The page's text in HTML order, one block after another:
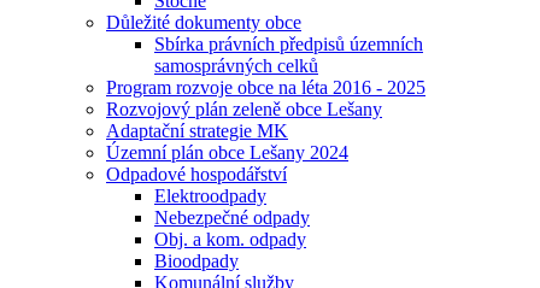
Důležité dokumenty obce
Sbírka právních předpisů územních
samosprávných celků
Program rozvoje obce na léta 2016 - 2025
Rozvojový plán zeleně obce Lešany
Adaptační strategie MK
Územní plán obce Lešany 2024
Odpadové hospodářství
Elektroodpady
Nebezpečné odpady
Obj. a kom. odpady
Bioodpady
Komunální služby